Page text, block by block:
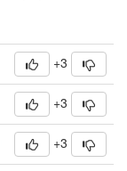
+3
+3
+3